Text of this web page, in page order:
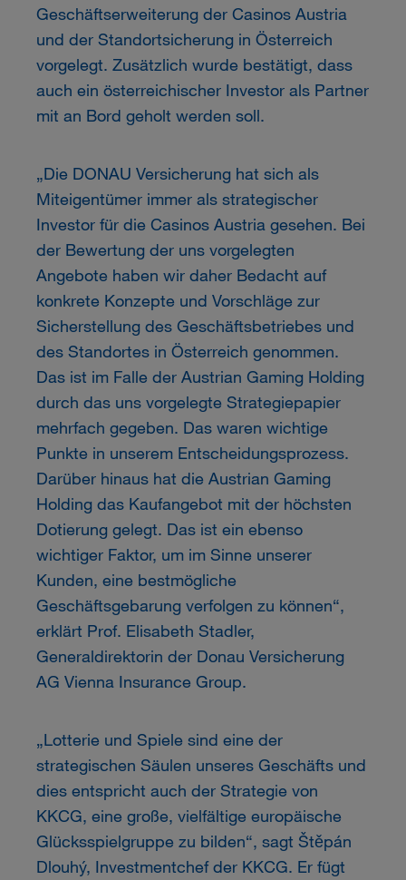
Geschäftserweiterung der Casinos Austria
und der Standortsicherung in Österreich
vorgelegt. Zusätzlich wurde bestätigt, dass
auch ein österreichischer Investor als Partner
mit an Bord geholt werden soll.
„Die DONAU Versicherung hat sich als
Miteigentümer immer als strategischer
Investor für die Casinos Austria gesehen. Bei
der Bewertung der uns vorgelegten
Angebote haben wir daher Bedacht auf
konkrete Konzepte und Vorschläge zur
Sicherstellung des Geschäftsbetriebes und
des Standortes in Österreich genommen.
Das ist im Falle der Austrian Gaming Holding
durch das uns vorgelegte Strategiepapier
mehrfach gegeben. Das waren wichtige
Punkte in unserem Entscheidungsprozess.
Darüber hinaus hat die Austrian Gaming
Holding das Kaufangebot mit der höchsten
Dotierung gelegt. Das ist ein ebenso
wichtiger Faktor, um im Sinne unserer
Kunden, eine bestmögliche
Geschäftsgebarung verfolgen zu können“,
erklärt Prof. Elisabeth Stadler,
Generaldirektorin der Donau Versicherung
AG Vienna Insurance Group.
„Lotterie und Spiele sind eine der
strategischen Säulen unseres Geschäfts und
dies entspricht auch der Strategie von
KKCG, eine große, vielfältige europäische
Glücksspielgruppe zu bilden“, sagt Štěpán
Dlouhý, Investmentchef der KKCG. Er fügt